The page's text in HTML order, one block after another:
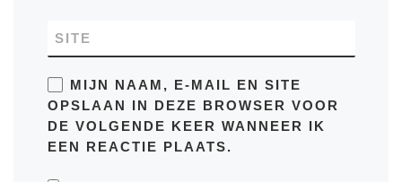
SITE
MIJN NAAM, E-MAIL EN SITE
OPSLAAN IN DEZE BROWSER VOOR
DE VOLGENDE KEER WANNEER IK
EEN REACTIE PLAATS.